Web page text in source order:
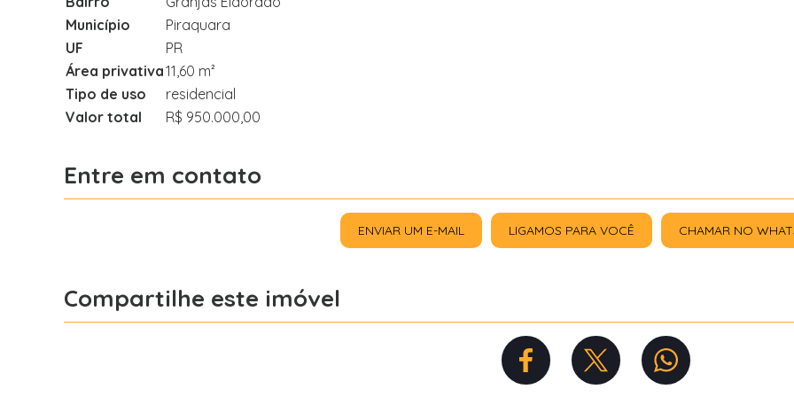
Município
Piraquara
UF
PR
Área privativa11,60 m²
Tipo de uso
residencial
Valor total
R$ 950.000,00
Entre em contato
ENVIAR UM E-MAIL LIGAMOS PARA VOCÊ CHAMAR NO
Compartilhe este imóvel